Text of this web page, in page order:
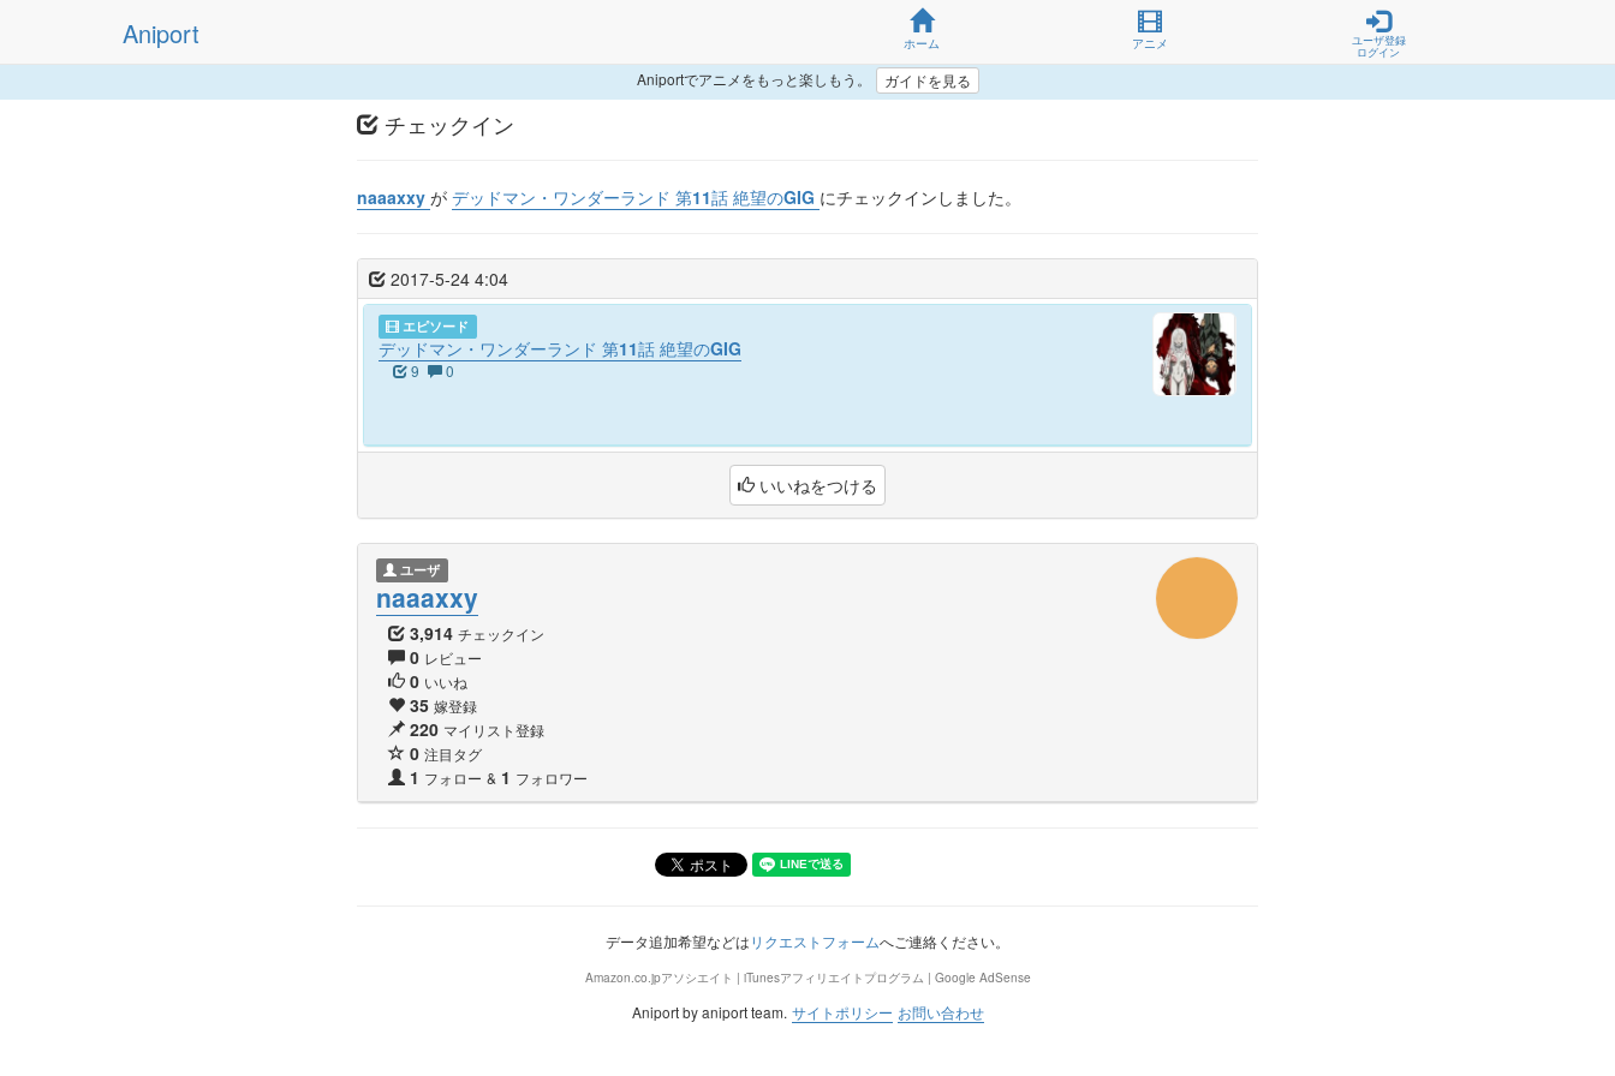
Aniport ホーム アニメ
ユーザ登録
ログイン
Aniportでアニメをもっと楽しもう。 ガイドを見る
チェックイン
naaaxxy が デッドマン・ワンダーランド 第11話 絶望のGIG にチェックインしました。
2017-5-24 4:04
エピソード
デッドマン・ワンダーランド 第11話 絶望のGIG
9 0
いいねをつける
ユーザ
naaaxxy
3,914 チェックイン
0 レビュー
0 いいね
35 嫁登録
220 マイリスト登録
0 注目タグ
1 フォロー & 1 フォロワー
データ追加希望などはリクエストフォームへご連絡ください。
Amazon.co.jpアソシエイト | iTunesアフィリエイトプログラム | Google AdSense
Aniport by aniport team. サイトポリシー お問い合わせ